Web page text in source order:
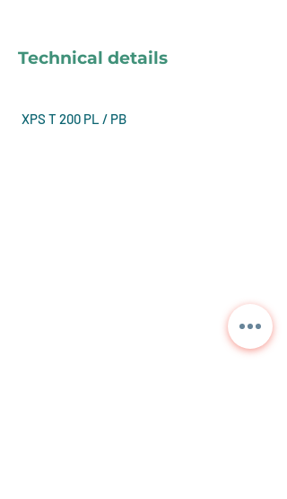
Technical details
XPS T 200 PL / PB